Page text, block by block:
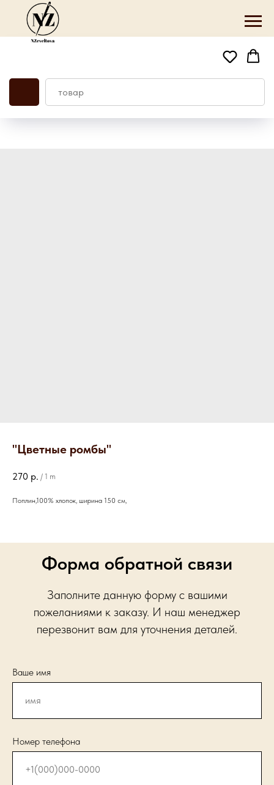
"Цветные ромбы"
270 р. / 1 m
Поплин,100% хлопок, ширина 150 см,
Форма обратной связи
Заполните данную форму с вашими
пожеланиями к заказу. И наш менеджер
перезвонит вам для уточнения деталей.
Ваше имя
Номер телефона